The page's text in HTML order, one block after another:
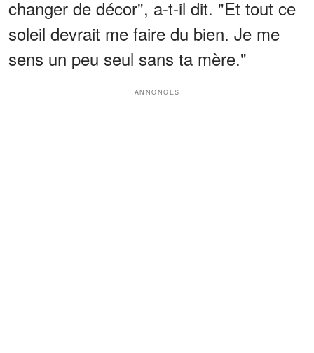
changer de décor", a-t-il dit. "Et tout ce
soleil devrait me faire du bien. Je me
sens un peu seul sans ta mère."
ANNONCES